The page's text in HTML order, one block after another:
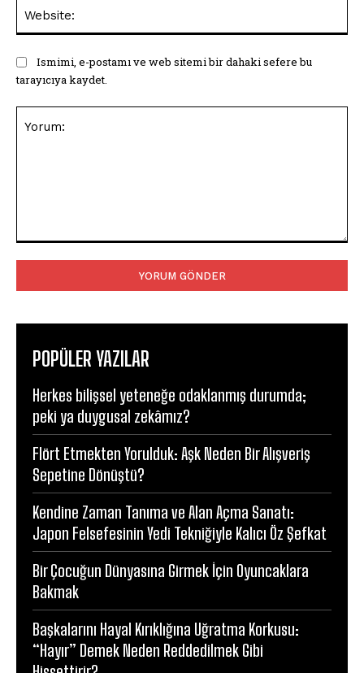
Ismimi, e-postamı ve web sitemi bir dahaki sefere bu
tarayıcıya kaydet.
POPÜLER YAZILAR
Herkes bilişsel yeteneğe odaklanmış durumda;
peki ya duygusal zekâmız?
Flört Etmekten Yorulduk: Aşk Neden Bir Alışveriş
Sepetine Dönüştü?
Kendine Zaman Tanıma ve Alan Açma Sanatı:
Japon Felsefesinin Yedi Tekniğiyle Kalıcı Öz Şefkat
Bir Çocuğun Dünyasına Girmek İçin Oyuncaklara
Bakmak
Başkalarını Hayal Kırıklığına Uğratma Korkusu:
“Hayır” Demek Neden Reddedilmek Gibi